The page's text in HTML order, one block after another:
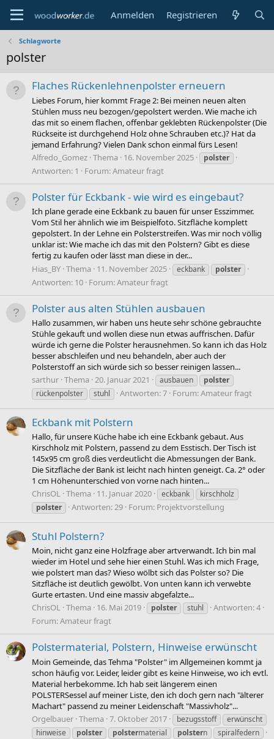
Anmelden Registrieren
Schlagworte
polster
Flaches Rückenlehnenpolster erneuern
Liebes Forum, hier kommt Frage 2: Bei meinen neuen alten
Stühlen muss neu bezogen/gepolstert werden. Wie mache ich
das mit so einem flachen, offenbar geklebten Rückenpolster (Die
Rückseite ist durchgehend Holz ohne Schrauben etc.)? Hat da
jemand Erfahrung? Vielen Dank schon einmal fürs Lesen!
Alfredo_Gomez Thema 16. November 2025 polster
Antworten: 1 Forum:Amateur fragt
Polster für Eckbank - wie wird es eingebaut?
Ich plane gerade eine Eckbank zu bauen für unser Esszimmer.
Vom Stil her ähnlich wie im Beispielfoto. Sitzfläche komplett
gepolstert. In der Lehne ein Polsterstreifen. Was mir noch völlig
unklar ist: Wie mache ich das mit den Polstern? Gibt es diese
fertig zu kaufen oder lässt man diese in der...
Hias_BY Thema 11. November 2025 eckbank polster
Antworten: 10 Forum:Amateur fragt
Polster aus alten Stühlen ausbauen
Hallo zusammen, wir haben uns heute sehr schöne gebrauchte
Stühle gekauft und wollen diese nun etwas auffrischen. Dafür
würde ich gerne die Polster herausnehmen. So kann ich das Holz
besser abschleifen und neu behandeln, aber auch der
Polsterstoff an sich würde sich so besser reinigen lassen...
sarthur Thema 20. Januar 2021 ausbauen
polster
rückenpolster
stuhl Antworten: 7 Forum:Amateur fragt
Eckbank mit Polstern
Hallo, für unsere Küche habe ich eine Eckbank gebaut. Aus
Kirschholz mit Polstern, passend zu dem Esstisch. Der Tisch ist
145x95 cm groß dies verdeutlicht die Abmessungen der Bank.
Die Sitzfläche der Bank ist leicht nach hinten geneigt. Ca. 2° oder
1 cm Höhenunterschied von vorne nach hinten...
ChrisOL Thema 11. Januar 2020 eckbank
kirschholz
polster
Antworten: 29 Forum: Projektvorstellung
Stuhl Polstern?
Moin, nicht ganz eine Holzfrage aber artverwandt. Ich bin mal
wieder im Hotel und sehe hier einen Stuhl. Was ich mich Frage,
wie polstert man das? Wieso wölbt sich das Polster so? Die
Sitzfläche ist deutlich gewölbt. Von unten kann ich verwebte
Gurte ertasten. Und eine massiv abgefalzte...
ChrisOL Thema 16. Mai 2019 polster stuhl
Antworten: 4
Forum:Amateur fragt
Polstermaterial, Polstern, Hinweise erwünscht
Moin Gemeinde, das Tehma "Polster" im Allgemeinen kommt ja
schon häufig vor. Leider, leider gibt es keine Hinweise, wo ich evtl.
Material herbekomme. Ich hab seit längerem einen
POLSTERSessel auf meiner Liste, den ich doch gern nach "älterer
Machart" passend zu meiner Leidenschaft "Massivholz"...
Orgelbauer Thema 7. Oktober 2017 bezugsstoff
erwünscht
hinweise
polster polstermaterial polstern spiralfedern